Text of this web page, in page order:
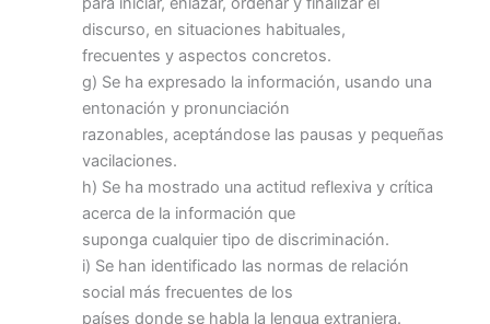
discurso, en situaciones habituales,
frecuentes y aspectos concretos.
g) Se ha expresado la información, usando una
entonación y pronunciación
razonables, aceptándose las pausas y pequeñas
vacilaciones.
h) Se ha mostrado una actitud reflexiva y crítica
acerca de la información que
suponga cualquier tipo de discriminación.
i) Se han identificado las normas de relación
social más frecuentes de los
países donde se habla la lengua extranjera.